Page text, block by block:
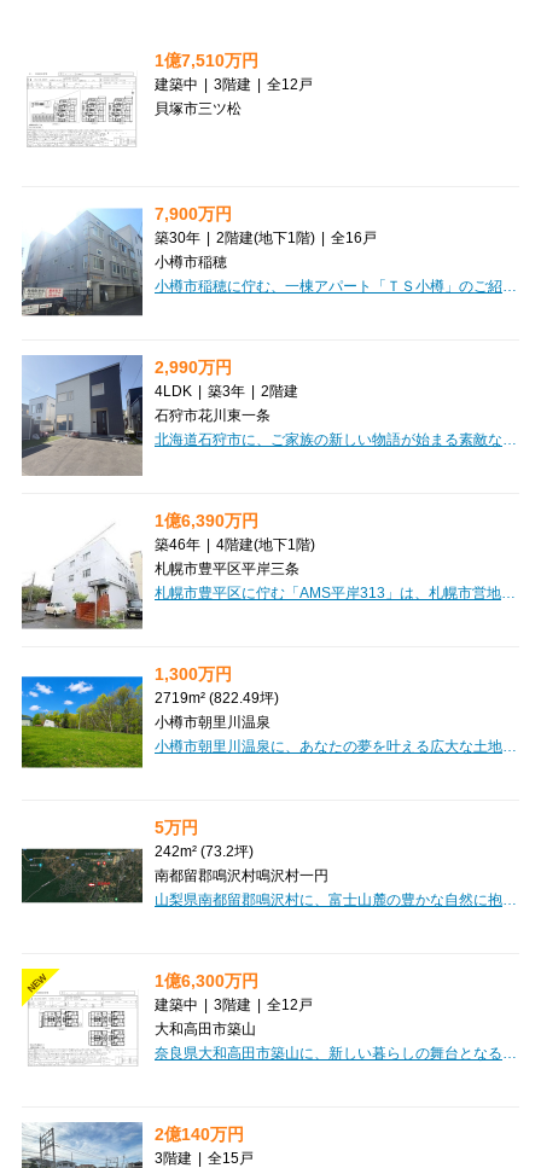
1億7,510万円
建築中 | 3階建 | 全12戸
貝塚市三ツ松
7,900万円
築30年 | 2階建(地下1階) | 全16戸
小樽市稲穂
2,990万円
4LDK | 築3年 | 2階建
石狩市花川東一条
1億6,390万円
築46年 | 4階建(地下1階)
札幌市豊平区平岸三条
1,300万円
2719m² (822.49坪)
小樽市朝里川温泉
5万円
242m² (73.2坪)
南都留郡鳴沢村鳴沢村一円
NEW 1億6,300万円
建築中 | 3階建 | 全12戸
大和高田市築山
2億140万円
3階建 | 全15戸